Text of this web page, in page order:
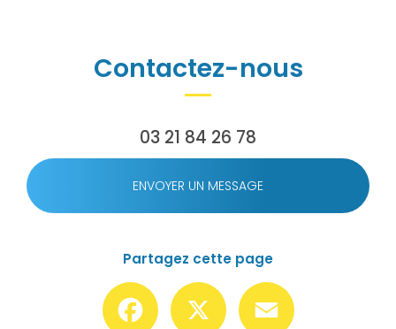
Contactez-nous
03 21 84 26 78
ENVOYER UN MESSAGE
Partagez cette page
Facebook